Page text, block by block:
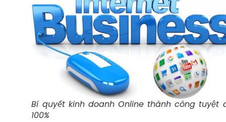
Bí quyết kinh doanh Online thành công tuyệt
100%